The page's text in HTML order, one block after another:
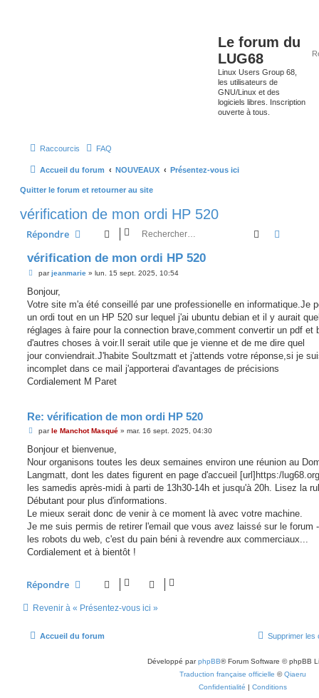
Le forum du
LUG68
Linux Users Group 68,
les utilisateurs de
GNU/Linux et des
logiciels libres. Inscription
ouverte à tous.
Raccourcis FAQ
Accueil du forum NOUVEAUX Présentez-vous ici
Quitter le forum et retourner au site
vérification de mon ordi HP 520
Répondre Rechercher
vérification de mon ordi HP 520
M
s
a
g
parjeanmarie» lun. 15 sept. 2025, 10:54
Bonjour,
Votre site m'a été conseillé par une professionelle en informatique.Je
un ordi tout en un HP 520 sur lequel j'ai ubuntu debian et il y aurait
réglages à faire pour la connection brave,comment convertir un pdf et
d'autres choses à voir.Il serait utile que je vienne et de me dire quel
jour conviendrait.J'habite Soultzmatt et j'attends votre réponse,si je
incomplet dans ce mail j'apporterai d'avantages de précisions
Cordialement M Paret
Re: vérification de mon ordi HP 520
M
s
a
g
parle Manchot Masqué» mar. 16 sept. 2025, 04:30
Bonjour et bienvenue,
Nour organisons toutes les deux semaines environ une réunion au
Langmatt, dont les dates figurent en page d'accueil [url]https:/
les samedis après-midi à parti de 13h30-14h et jusqu'à 20h. Lisez la
Débutant pour plus d'informations.
Le mieux serait donc de venir à ce moment là avec votre machine.
Je me suis permis de retirer l'email que vous avez laissé sur le forum
les robots du web, c'est du pain béni à revendre aux commerciaux...
Cordialement et à bientôt !
Répondre
Revenir à « Présentez-vous ici »
Accueil du forum Supprimer les
Développé parphpBB® Forum Software © phpBB
Traduction française officielle ©Qiaeru
Confidentialité | Conditions